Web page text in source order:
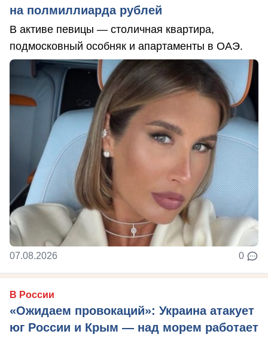
на полмиллиарда рублей
В активе певицы — столичная квартира,
подмосковный особняк и апартаменты в ОАЭ.
07.08.2026 0
В России
«Ожидаем провокаций»: Украина атакует
юг России и Крым — над морем работает